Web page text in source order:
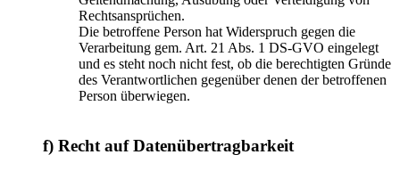
Rechtsansprüchen.
Die betroffene Person hat Widerspruch gegen die
Verarbeitung gem. Art. 21 Abs. 1 DS-GVO eingelegt
und es steht noch nicht fest, ob die berechtigten Gründe
des Verantwortlichen gegenüber denen der betroffenen
Person überwiegen.
f) Recht auf Datenübertragbarkeit